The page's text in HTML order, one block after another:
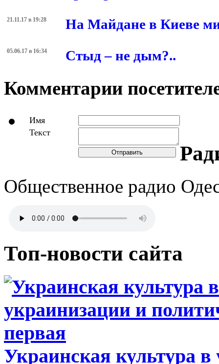
21.11.17 в 19:28 На Майдане в Киеве
05.06.17 в 16:34 Стыд – не дым?..
Комментарии
Имя
Текст
Отправить
Общественное радио
Топ-новости сайта
Украинская культура